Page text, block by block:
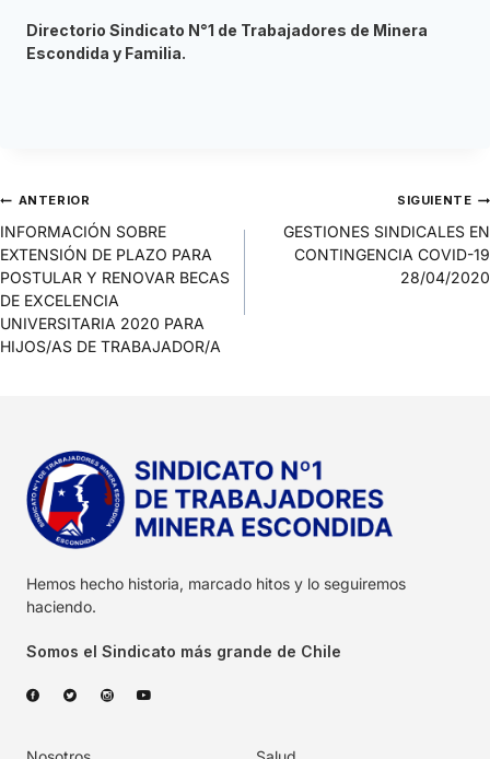
Directorio Sindicato N°1 de Trabajadores de Minera
Escondida y Familia.
ANTERIOR
INFORMACIÓN SOBRE
EXTENSIÓN DE PLAZO PARA
POSTULAR Y RENOVAR BECAS
DE EXCELENCIA
UNIVERSITARIA 2020 PARA
HIJOS/AS DE TRABAJADOR/A
SIGUIENTE
GESTIONES SINDICALES EN
CONTINGENCIA COVID-19
28/04/2020
Hemos hecho historia, marcado hitos y lo seguiremos
haciendo.
Somos el Sindicato más grande de Chile